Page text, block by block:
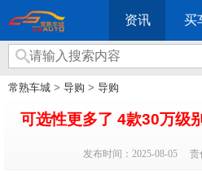
资讯 买
常熟车城 > 导购 > 导购
可选性更多了 4款30万级
发布时间：2025-08-05 责